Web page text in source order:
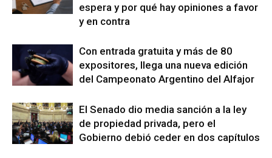
espera y por qué hay opiniones a favor
y en contra
Con entrada gratuita y más de 80
expositores, llega una nueva edición
del Campeonato Argentino del Alfajor
El Senado dio media sanción a la ley
de propiedad privada, pero el
Gobierno debió ceder en dos capítulos